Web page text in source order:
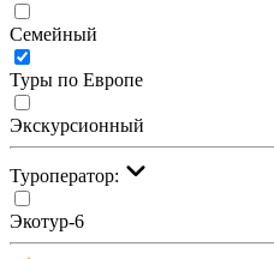
Семейный
Туры по Европе
Экскурсионный
Туроператор:
Экотур-6